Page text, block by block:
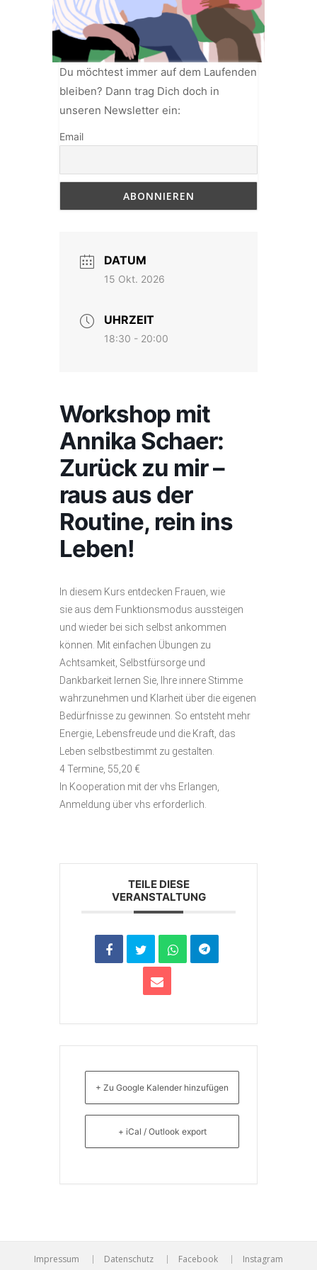
Du möchtest immer auf dem Laufenden
bleiben? Dann trag Dich doch in
unseren Newsletter ein:
Email
DATUM
15 Okt. 2026
UHRZEIT
18:30 - 20:00
Workshop mit
Annika Schaer:
Zurück zu mir –
raus aus der
Routine, rein ins
Leben!
In diesem Kurs entdecken Frauen, wie
sie aus dem Funktionsmodus aussteigen
und wieder bei sich selbst ankommen
können. Mit einfachen Übungen zu
Achtsamkeit, Selbstfürsorge und
Dankbarkeit lernen Sie, Ihre innere Stimme
wahrzunehmen und Klarheit über die eigenen
Bedürfnisse zu gewinnen. So entsteht mehr
Energie, Lebensfreude und die Kraft, das
Leben selbstbestimmt zu gestalten.
4 Termine, 55,20 €
In Kooperation mit der vhs Erlangen,
Anmeldung über vhs erforderlich.
TEILE DIESE
VERANSTALTUNG
+ Zu Google Kalender hinzufügen
+ iCal / Outlook export
Impressum Datenschutz Facebook Instagram